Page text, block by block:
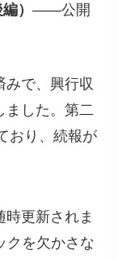
編）――公開
みで、興行収
ました。第二
おり、続報が
更新されま
クを欠かさな